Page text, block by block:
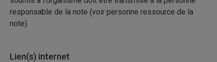
responsable de la note (voir personne ressource de la
note).
Lien(s) internet